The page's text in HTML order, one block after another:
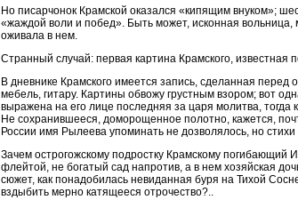
Но писарчонок Крамской оказался «кипящим внуком»;
«жаждой воли и побед». Быть может, исконная
оживала в нем.
Странный случай: первая картина Крамского,
В дневнике Крамского имеется запись, сделанная
мебель, гитару. Картины обвожу грустным взором; вот
выражена на его лице последняя за царя молитва,
Не сохранившееся, доморощенное полотно, кажется,
России имя Рылеева упоминать не дозволялось, но стихи
Зачем острогожскому подростку Крамскому погибающий
флейтой, не богатый сад напротив, а в нем хозяйская
сюжет, как понадобилась невиданная буря на Тихой
вздыбить мерно катящееся отрочество?..